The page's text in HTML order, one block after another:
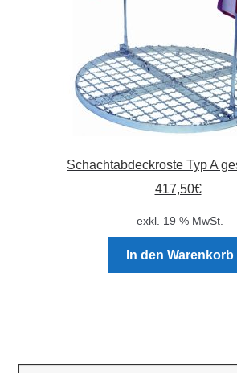
Schachtabdeckroste Typ A
417,50€
exkl. 19 % MwSt.
In den Warenkorb